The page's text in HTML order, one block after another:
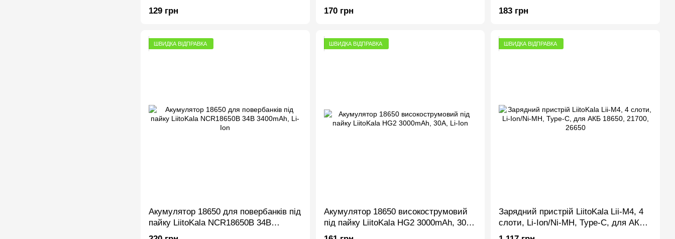
3900mAh, 35-45A, Li-Ion
129 грн
5000mAh, 15A, Li-Ion
170 грн
35A, Li-Ion
183 грн
ШВИДКА ВІДПРАВКА
Акумулятор 18650 для повербанків під
пайку LiitoKala NCR18650B 34B
3400mAh, Li-Ion
ШВИДКА ВІДПРАВКА
Акумулятор 18650 високострумовий
під пайку LiitoKala HG2 3000mAh, 30A,
Li-Ion
ШВИДКА ВІДПРАВКА
Зарядний пристрій LiitoKala Lii-M4, 4
слоти, Li-Ion/Ni-MH, Type-C, для АКБ
18650, 21700, 26650